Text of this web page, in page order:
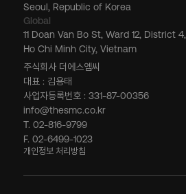
Seoul, Republic of Korea
Global
11 Doan Van Bo St, Ward 12, District 4,
Ho Chi Minh City, Vietnam
주식회사 더에스엠씨
대표 : 김용태
사업자등록번호 : 331-87-00356
info@thesmc.co.kr
T. 02-816-9799
F. 02-6499-1023
개인정보 처리방침